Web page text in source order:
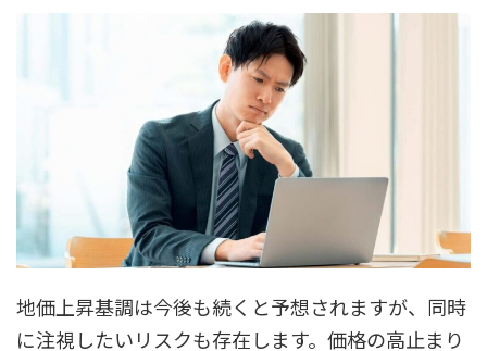
地価上昇基調は今後も続くと予想されますが、同時
に注視したいリスクも存在します。価格の高止まり